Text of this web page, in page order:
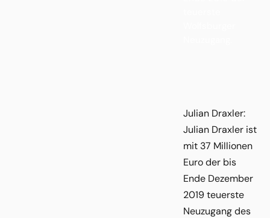
Julian Draxler:
Julian Draxler ist
mit 37 Millionen
Euro der bis
Ende Dezember
2019 teuerste
Neuzugang des